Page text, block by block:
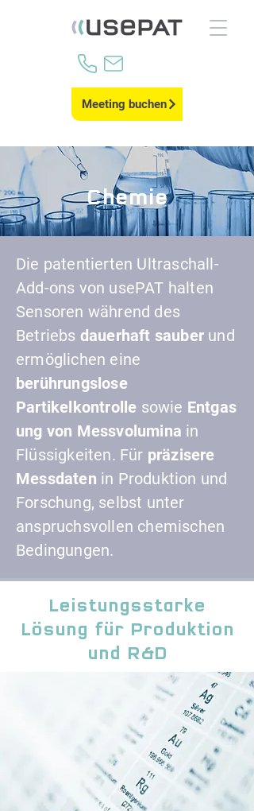
Meeting buchen
Chemie
Die patentierten Ultraschall-
Add-ons von usePAT halten
Sensoren während des
Betriebs dauerhaft sauber und
ermöglichen eine
berührungslose
Partikelkontrolle sowie Entgas
ung von Messvolumina in
Flüssigkeiten. Für präzisere
Messdaten in Produktion und
Forschung, selbst unter
anspruchsvollen chemischen
Bedingungen.
Leistungsstarke
Lösung für Produktion
und R&D